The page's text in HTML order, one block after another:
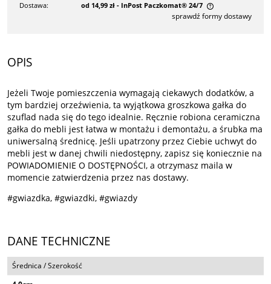
Dostawa:
od 14,99 zł - InPost Paczkomat® 24/7
Cena nie zawiera ewentualnych kosztów płatności
sprawdź formy dostawy
OPIS
Jeżeli Twoje pomieszczenia wymagają ciekawych dodatków, a
tym bardziej orzeźwienia, ta wyjątkowa groszkowa gałka do
szuflad nada się do tego idealnie. Ręcznie robiona ceramiczna
gałka do mebli jest łatwa w montażu i demontażu, a śrubka ma
uniwersalną średnicę. Jeśli upatrzony przez Ciebie uchwyt do
mebli jest w danej chwili niedostępny, zapisz się koniecznie na
POWIADOMIENIE O DOSTĘPNOŚCI, a otrzymasz maila w
momencie zatwierdzenia przez nas dostawy.
#gwiazdka, #gwiazdki, #gwiazdy
DANE TECHNICZNE
Średnica / Szerokość